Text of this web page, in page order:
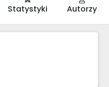
Statystyki Autorzy